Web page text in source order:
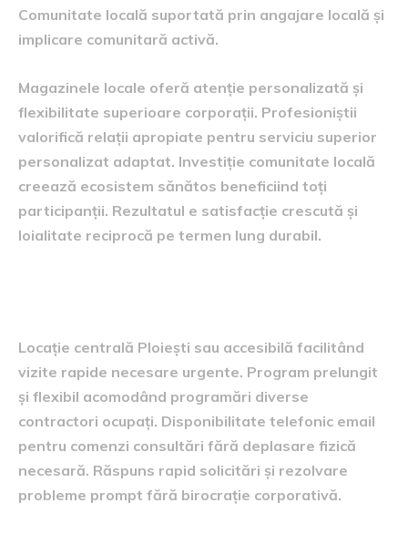
Comunitate locală suportată prin angajare locală și
implicare comunitară activă.
Magazinele locale oferă atenție personalizată și
flexibilitate superioare corporații. Profesioniștii
valorifică relații apropiate pentru serviciu superior
personalizat adaptat. Investiție comunitate locală
creează ecosistem sănătos beneficiind toți
participanții. Rezultatul e satisfacție crescută și
loialitate reciprocă pe termen lung durabil.
Locație centrală Ploiești sau accesibilă facilitând
vizite rapide necesare urgente. Program prelungit
și flexibil acomodând programări diverse
contractori ocupați. Disponibilitate telefonic email
pentru comenzi consultări fără deplasare fizică
necesară. Răspuns rapid solicitări și rezolvare
probleme prompt fără birocrație corporativă.